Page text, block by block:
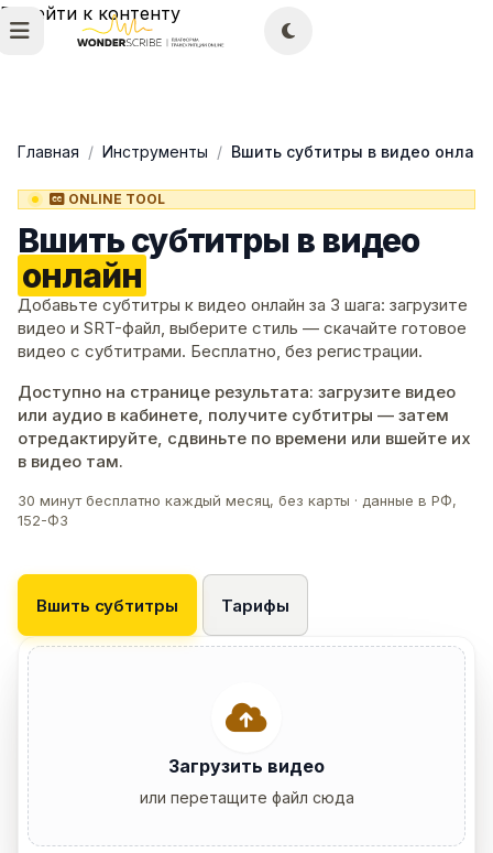
Перейти к контенту
Главная / Инструменты / Вшить субтитры в видео онлайн
ONLINE TOOL
Вшить субтитры в видео
онлайн
Добавьте субтитры к видео онлайн за 3 шага: загрузите
видео и SRT-файл, выберите стиль — скачайте готовое
видео с субтитрами. Бесплатно, без регистрации.
Доступно на странице результата: загрузите видео
или аудио в кабинете, получите субтитры — затем
отредактируйте, сдвиньте по времени или вшейте их
в видео там.
30 минут бесплатно каждый месяц, без карты · данные в РФ,
152-ФЗ
Вшить субтитры Тарифы
Загрузить видео
или перетащите файл сюда